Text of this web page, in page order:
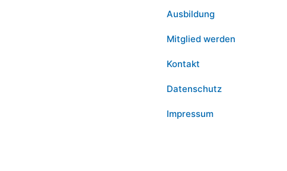
Ausbildung
Mitglied werden
Kontakt
Datenschutz
Impressum